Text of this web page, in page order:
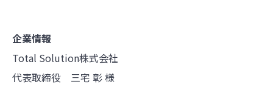
企業情報
Total Solution株式会社
代表取締役 三宅 彰 様